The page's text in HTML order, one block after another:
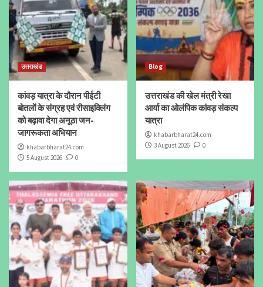
उत्तराखंड
कांवड़ यात्रा के दौरान पीईटी
बोतलों के संग्रह एवं रीसाइक्लिंग
को बढ़ावा देगा अनूठा जन-
जागरूकता अभियान
khabarbharat24.com
5 August 2026
0
Blog
उत्तराखंड की खेल मंत्री रेखा
आर्या का ओलंपिक कांवड़ संकल्प
यात्रा
khabarbharat24.com
3 August 2026
0